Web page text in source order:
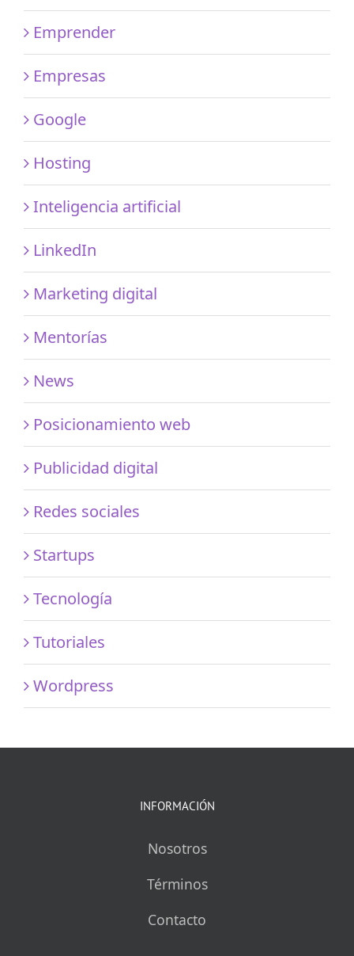
Emprender
Empresas
Google
Hosting
Inteligencia artificial
LinkedIn
Marketing digital
Mentorías
News
Posicionamiento web
Publicidad digital
Redes sociales
Startups
Tecnología
Tutoriales
Wordpress
INFORMACIÓN
Nosotros
Términos
Contacto